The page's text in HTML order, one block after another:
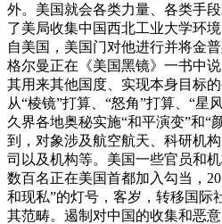
外。美国就会各类力量、各类手
了美局收集中国西北工业大学环
自美国，美国门对他进行并将金
格尔曼正在《美国黑镜》一书中
其用来其他国度、实现本身目标的
从“棱镜”打算、“怒角”打算、“星
久界各地奥秘实施“和平演变”和“
到，对象涉及航空航天、科研机
司以及机构等。美国一些官员和
数百名正在美国首都加入勾当，
和现私”的灯号，客岁，转移国际
其范畴。遏制对中国的收集和恶